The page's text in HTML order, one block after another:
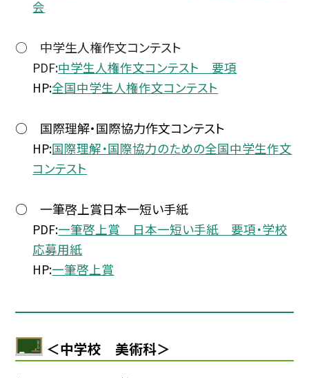
会
○ 中学生人権作文コンテスト
PDF:中学生人権作文コンテスト 要項
HP:全国中学生人権作文コンテスト
○ 国際理解・国際協力作文コンテスト
HP:国際理解・国際協力のための全国中学生作文
コンテスト
○ 一筆啓上賞日本一短い手紙
PDF:一筆啓上賞 日本一短い手紙 要項・学校
応募用紙
HP:一筆啓上賞
＜中学校 美術科＞